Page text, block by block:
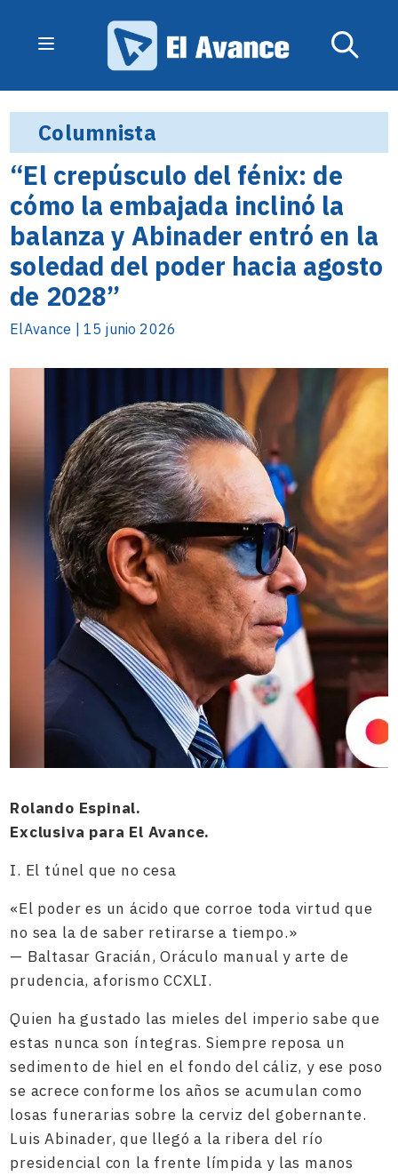
Columnista
“El crepúsculo del fénix: de
cómo la embajada inclinó la
balanza y Abinader entró en la
soledad del poder hacia agosto
de 2028”
ElAvance | 15 junio 2026
Rolando Espinal.
Exclusiva para El Avance.
I. El túnel que no cesa
«El poder es un ácido que corroe toda virtud que
no sea la de saber retirarse a tiempo.»
— Baltasar Gracián, Oráculo manual y arte de
prudencia, aforismo CCXLI.
Quien ha gustado las mieles del imperio sabe que
estas nunca son íntegras. Siempre reposa un
sedimento de hiel en el fondo del cáliz, y ese poso
se acrece conforme los años se acumulan como
losas funerarias sobre la cerviz del gobernante.
Luis Abinader, que llegó a la ribera del río
presidencial con la frente límpida y las manos